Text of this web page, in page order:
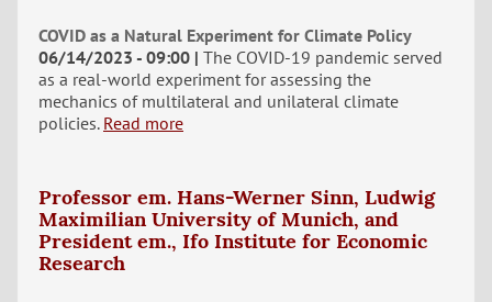
COVID as a Natural Experiment for Climate Policy
06/14/2023 - 09:00 The COVID-19 pandemic served
as a real-world experiment for assessing the
mechanics of multilateral and unilateral climate
policies. Read more
Professor em. Hans-Werner Sinn, Ludwig
Maximilian University of Munich, and
President em., Ifo Institute for Economic
Research